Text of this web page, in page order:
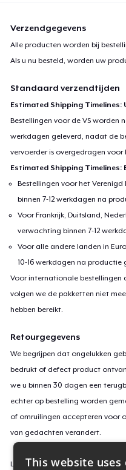
Verzendgegevens
Alle producten worden bij
Als u nu besteld, worden uw
Standaard verzendtijden
Estimated Shipping Timelines:
Bestellingen voor de VS worden
werkdagen geleverd, nadat de
vervoerder is overgedragen voor
Estimated Shipping Timelines:
Bestellingen voor het
binnen 7-12 werkdagen na
Voor Frankrijk, Duitsland,
verwachting binnen 7-12
Voor alle andere landen in
10-16 werkdagen na productie
Voor internationale bestellingen
volgen we de pakketten niet
hebben bereikt.
Retourgegevens
We begrijpen dat ongelukken
bedrukt of defect product
we u binnen 30 dagen een
echter op bestelling worden
of omruilingen accepteren voor
van gedachten verandert.
Lees hier meer over onze
This website uses